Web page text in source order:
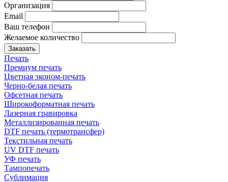
Организация
Email
Ваш телефон
Желаемое количество
Заказать
Печать
Премиум печать
Цветная эконом-печать
Черно-белая печать
Офсетная печать
Широкоформатная печать
Лазерная гравировка
Металлизированная печать
DTF печать (термотрансфер)
Текстильная печать
UV DTF печать
УФ печать
Тампопечать
Сублимация